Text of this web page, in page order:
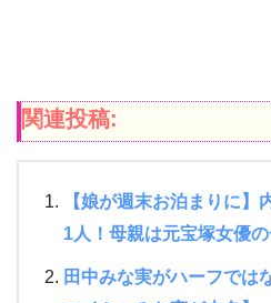
関連投稿:
【娘が週末お泊まりに】
1人！母親は元宝塚女優の
田中みな実がハーフでは